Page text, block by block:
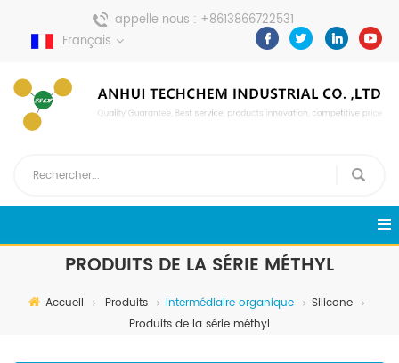
appelle nous : +8613866722531
envoyer un message :
pweiping@techemi.com
Français
PRODUITS DE LA SÉRIE MÉTHYL
Accueil Produits intermédiaire organique
Silicone
Produits de la série méthyl